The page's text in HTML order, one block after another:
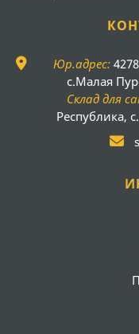
Юр.адрес:
с.Малая
Склад для
Республика,